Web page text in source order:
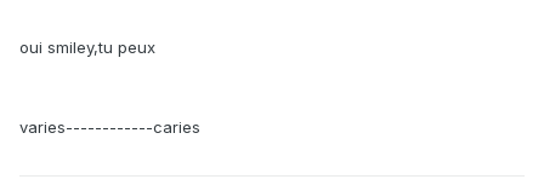
oui smiley,tu peux
varies------------caries